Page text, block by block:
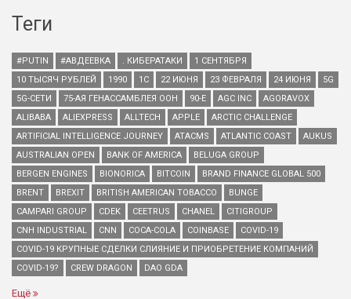
Теги
#PUTIN #АВДЕЕВКА . КИБЕРАТАКИ
1 СЕНТЯБРЯ
10 ТЫСЯЧ РУБЛЕЙ
1990 1С 22 ИЮНЯ 23 ФЕВРАЛЯ 24 ИЮНЯ
5G
5G-СЕТИ
75-АЯ ГЕНАССАМБЛЕЯ ООН 90-Е AGC INC
AGORAVOX
ALIBABA
ALIEXPRESS ALLTECH APPLE
ARCTIC CHALLENGE
ARTIFICIAL INTELLIGENCE JOURNEY
ATACMS ATLANTIC COAST
AUKUS
AUSTRALIAN OPEN
BANK OF AMERICA
BELUGA GROUP
BERGEN ENGINES
BIONORICA BITCOIN
BRAND FINANCE GLOBAL 500
BRENT
BREXIT BRITISH AMERICAN TOBACCO
BUNGE
CAMPARI GROUP
CDEK CEETRUS CHANEL
CITIGROUP
CNH INDUSTRIAL
CNN COCA-COLA COINBASE
COVID-19
COVID-19 КРУПНЫЕ СДЕЛКИ СЛИЯНИЕ И ПРИОБРЕТЕНИЕ КОМПАНИЙ
COVID-19?
CREW DRAGON DAO GDA
Ещё